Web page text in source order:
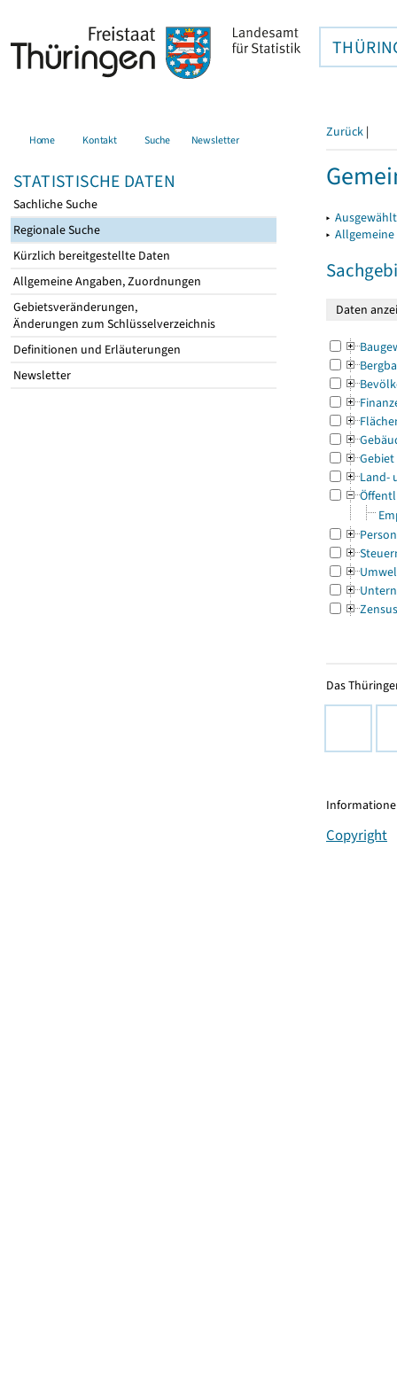
Home Kontakt Suche Newsletter
STATISTISCHE DATEN
Sachliche Suche
Regionale Suche
Kürzlich bereitgestellte Daten
Allgemeine Angaben, Zuordnungen
Gebietsveränderungen,
Änderungen zum Schlüsselverzeichnis
Definitionen und Erläuterungen
Newsletter
Zurück |
▸
▸
Gebiet
Land-
Zensus
Das
Copyright